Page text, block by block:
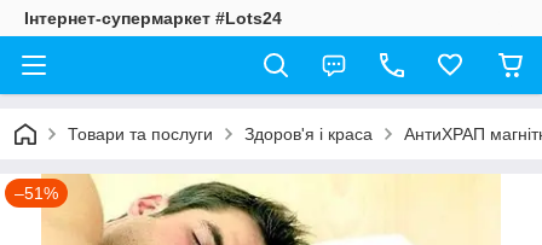
Інтернет-супермаркет #Lots24
Товари та послуги Здоров'я і краса АнтиХРАП
–51%